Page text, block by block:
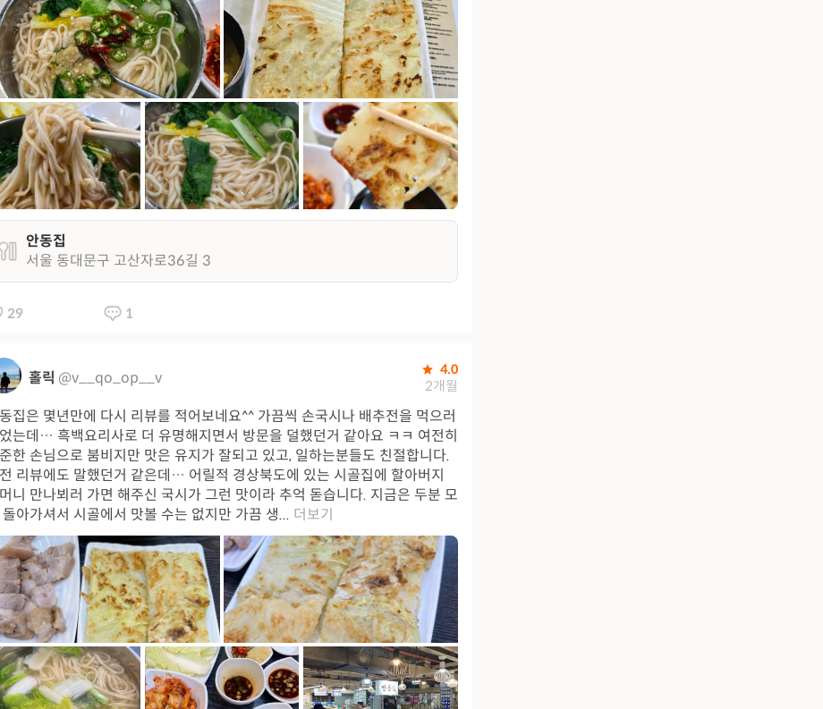
안동집
서울 동대문구 고산자로36길 3
29 1
홀릭 @v__qo_op__v 4.0
2개월
집은 몇년만에 다시 리뷰를 적어보네요^^ 가끔씩 손국시나 배추전을 먹으러
는데… 흑백요리사로 더 유명해지면서 방문을 덜했던거 같아요 ㅋㅋ 여전히
한 손님으로 붐비지만 맛은 유지가 잘되고 있고, 일하는분들도 친절합니다.
리뷰에도 말했던거 같은데… 어릴적 경상북도에 있는 시골집에 할아버지
니 만나뵈러 가면 해주신 국시가 그런 맛이라 추억 돋습니다. 지금은 두분 모
아가셔서 시골에서 맛볼 수는 없지만 가끔 생... 더보기